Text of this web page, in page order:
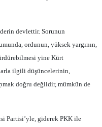
devlettir. Sorunun
ordunun, yüksek yargının,
yine Kürt
ilgili düşüncelerinin,
doğru değildir, mümkün de
Partisi’yle, giderek PKK ile